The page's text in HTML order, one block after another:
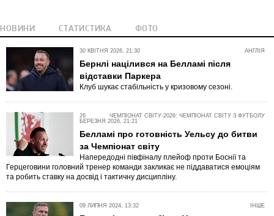
НОВИНИ СТАТИСТИКА ФОТО
АНГЛІЯ
30 КВІТНЯ 2026, 21:30
Бернлі націлився на Белламі після
відставки Паркера
Клуб шукає стабільність у кризовому сезоні.
ЧЕМПІОНАТ СВІТУ-2026: ЧЕМПІОНАТ СВІТУ З ФУТБОЛУ
26
БЕРЕЗНЯ 2026, 21:21
Белламі про готовність Уельсу до битви
за Чемпіонат світу
Напередодні півфіналу плейоф проти Боснії та
Герцеговини головний тренер команди закликає не піддаватися емоціям
та робить ставку на досвід і тактичну дисципліну.
ІНШЕ
09 ЛИПНЯ 2024, 13:32